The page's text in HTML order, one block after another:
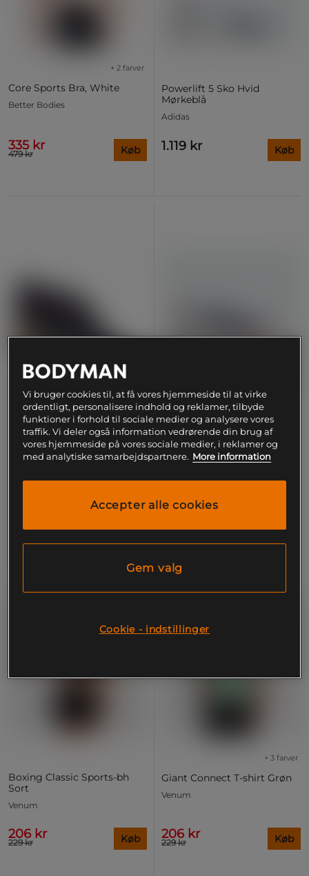
Core Sports Bra, White
+ 2 farver
Better Bodies
335 kr
479 kr Køb
Powerlift 5 Sko Hvid
Mørkeblå
Adidas
1.119 kr Køb
Adipower Weightlifting 3
Sko Aurora Black/Zero
Met/Spark
+ 3 farver
Køb
Adipower Weightlifting 3
Sko Hvid Mørkeblå
Adidas
10%
Boxing Classic Sports-bh
Sort
Venum
206 kr
229 kr Køb
OUTLET
10%
Giant Connect T-shirt Grøn
+ 3 farver
Venum
206 kr
229 kr Køb
Vi bruger cookies til, at få vores hjemmeside til at virke
ordentligt, personalisere indhold og reklamer, tilbyde
funktioner i forhold til sociale medier og analysere vores
traffik. Vi deler også information vedrørende din brug af
vores hjemmeside på vores sociale medier, i reklamer og
med analytiske samarbejdspartnere. More information
Accepter alle cookies
Gem valg
Cookie - indstillinger